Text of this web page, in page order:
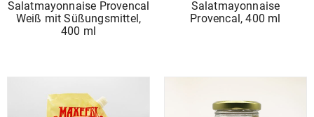
Salatmayonnaise Provencal
Weiß mit Süßungsmittel,
400 ml
Salatmayonnaise
Provencal, 400 ml